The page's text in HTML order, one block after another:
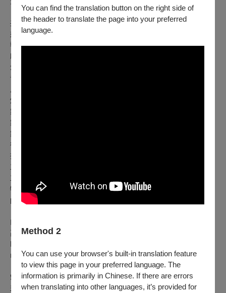
You can find the translation button on the right side of
the header to translate the page into your preferred
language.
Method 2
You can use your browser's built-in translation feature
to view this page in your preferred language. The
information is primarily in Chinese. If there are errors
when translating into other languages, it’s provided for
共創暨演出人員|高詠婕、陳瑞祥，周悅新、廖健堯、洪邦
妮、程潔文
執行導演｜高詠婕
戲劇構作｜曾冠菱
創作陪伴｜黃鼎云
音樂設計｜Dahneza
燈光設計｜曹芯慈
舞台統籌｜史維祥
舞台監督｜阮蕾
舞台技術｜
行政協力｜許誼庭
排練協力｜法蘭室
主視覺攝影｜楊博倫
主視覺設計｜彭子軒
特別感謝｜林如萍、黃圓圓、新藝向玩藝所、何日君再來、
podcast等cue的時候
✉️更多訊息請搜尋粉專：
高詠婕製作
https://www.facebook.com/share/1FgQcVK3Bb/?
mibextid=wwXIfr
❗️關於遲到觀眾須知：
若有遲到觀眾，開演後十分鐘內皆為遲進點，若未趕在10分鐘